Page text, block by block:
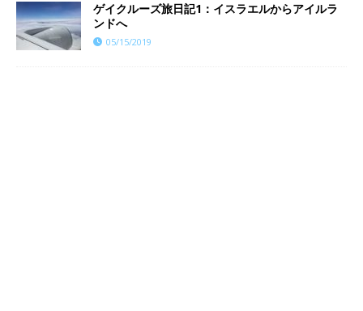
ゲイクルーズ旅日記1：イスラエルからアイルラ
ンドへ
05/15/2019